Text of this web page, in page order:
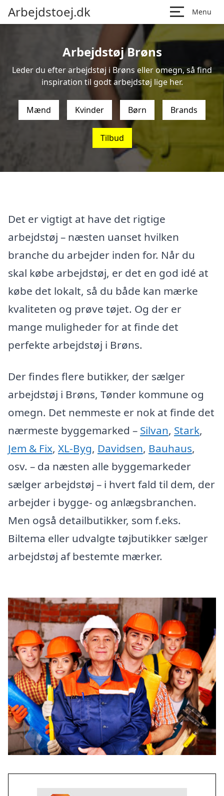
Arbejdstoej.dk Menu
Arbejdstøj Brøns
Leder du efter arbejdstøj i Brøns eller omegn, så find
inspiration til godt arbejdstøj lige her.
Mænd Kvinder Børn Brands
Tilbud
Det er vigtigt at have det rigtige
arbejdstøj – næsten uanset hvilken
branche du arbejder inden for. Når du
skal købe arbejdstøj, er det en god idé at
købe det lokalt, så du både kan mærke
kvaliteten og prøve tøjet. Og der er
mange muligheder for at finde det
perfekte arbejdstøj i Brøns.
Der findes flere butikker, der sælger
arbejdstøj i Brøns, Tønder kommune og
omegn. Det nemmeste er nok at finde det
nærmeste byggemarked – Silvan, Stark,
Jem & Fix, XL-Byg, Davidsen, Bauhaus,
osv. – da næsten alle byggemarkeder
sælger arbejdstøj – i hvert fald til dem, der
arbejder i bygge- og anlægsbranchen.
Men også detailbutikker, som f.eks.
Biltema eller udvalgte tøjbutikker sælger
arbejdstøj af bestemte mærker.